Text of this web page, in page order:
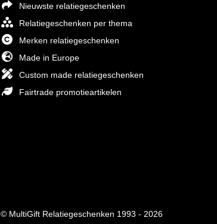
Nieuwste relatiegeschenken
Relatiegeschenken per thema
Merken relatiegeschenken
Made in Europe
Custom made relatiegeschenken
Fairtrade promotieartikelen
© MultiGift Relatiegeschenken 1993 - 2026